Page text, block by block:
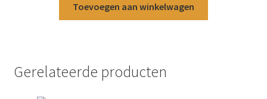
Toevoegen aan winkelwagen
Gerelateerde producten